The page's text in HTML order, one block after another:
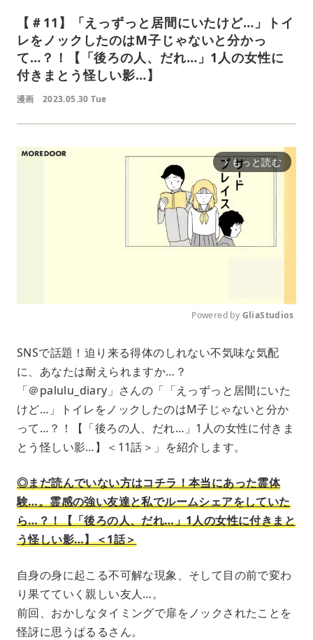
【＃11】「えっずっと居間にいたけど…」トイ
レをノックしたのはM子じゃないと分かっ
て…？！【「後ろの人、だれ…」1人の女性に
付きまとう怪しい影…】
漫画 2023.05.30 Tue
arrow_forward_ios もっと読む
u
e
Powered by GliaStudios
SNSで話題！迫り来る得体のしれない不気味な気配
に、あなたは耐えられますか…？
「＠palulu_diary」さんの「「えっずっと居間にいた
けど…」トイレをノックしたのはM子じゃないと分か
って…？！【「後ろの人、だれ…」1人の女性に付きま
とう怪しい影…】＜11話＞」を紹介します。
◎まだ読んでいない方はコチラ！本当にあった霊体
験…。霊感の強い友達と私でルームシェアをしていた
ら…？！【「後ろの人、だれ…」1人の女性に付きまと
う怪しい影…】＜1話＞
自身の身に起こる不可解な現象、そして目の前で変わ
り果てていく親しい友人…。
前回、おかしなタイミングで扉をノックされたことを
怪訝に思うぱるるさん。